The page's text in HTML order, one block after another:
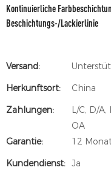
Kontinuierliche
Beschichtungs-/Lackierlinie
Versand:
Herkunftsort:
China
Zahlungen:
L/C, D/
OA
Garantie:
12
Kundendienst: Ja